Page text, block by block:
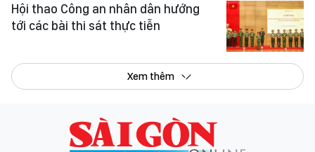
Hội thao Công an nhân dân hướng
tới các bài thi sát thực tiễn
Xem thêm